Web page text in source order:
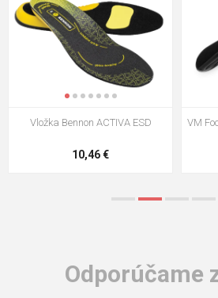
Vložka Bennon ACTIVA ESD
10,46 €
VM
Odporúčame